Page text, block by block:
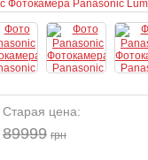
Старая цена:
89999 грн